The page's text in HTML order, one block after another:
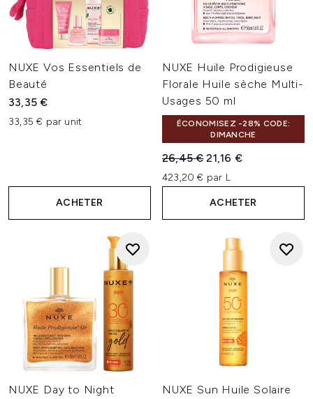
NUXE Vos Essentiels de
Beauté
33,35 €
33,35 € par unit
ACHETER
NUXE Huile Prodigieuse
Florale Huile sèche Multi-
Usages 50 ml
ÉCONOMISEZ -28% CODE:
DIMANCHE
Prix de vente :
26,45 €Prix ​​actuel :
21,16 €
423,20 € par L
ACHETER
NUXE Day to Night
NUXE Sun Huile Solaire